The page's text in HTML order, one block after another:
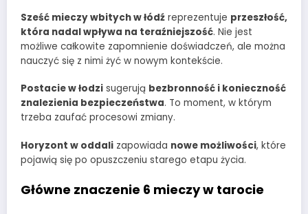
Sześć mieczy wbitych w łódź reprezentuje przeszłość,
która nadal wpływa na teraźniejszość. Nie jest
możliwe całkowite zapomnienie doświadczeń, ale można
nauczyć się z nimi żyć w nowym kontekście.
Postacie w łodzi sugerują bezbronność i konieczność
znalezienia bezpieczeństwa. To moment, w którym
trzeba zaufać procesowi zmiany.
Horyzont w oddali zapowiada nowe możliwości, które
pojawią się po opuszczeniu starego etapu życia.
Główne znaczenie 6 mieczy w tarocie